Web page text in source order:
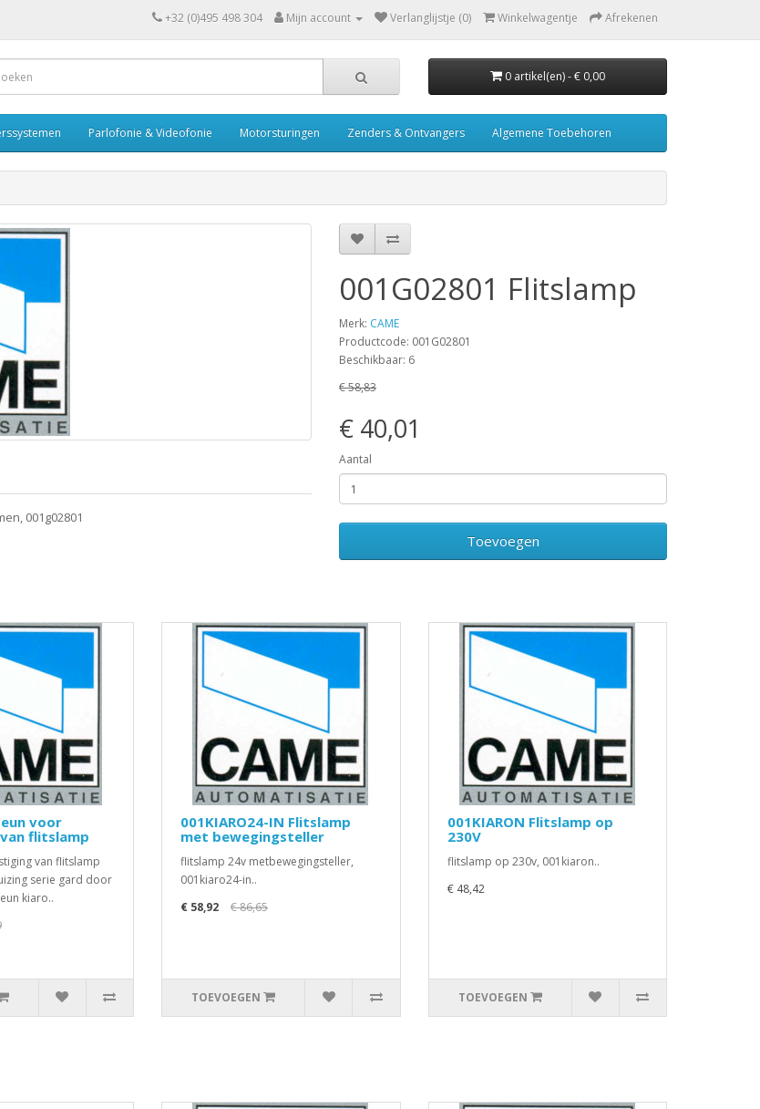
+32 (0)495 498 304 Mijn account Verlanglijstje (0) Winkelwagentje Afrekenen
0 artikel(en) - € 0,00
Parlofonie & Videofonie Motorsturingen Zenders & Ontvangers Algemene Toebehoren
001g02801
001G02801 Flitslamp
Merk: CAME
Productcode: 001G02801
Beschikbaar: 6
€ 58,83
€ 40,01
Aantal
Toevoegen
voor
flitslamp
van flitslamp
serie gard door
kiaro..
001KIARO24-IN Flitslamp
met bewegingsteller
flitslamp 24v metbewegingsteller,
001kiaro24-in..
€ 58,92
€ 86,65
TOEVOEGEN
001KIARON Flitslamp op
230V
flitslamp op 230v, 001kiaron..
€ 48,42
TOEVOEGEN